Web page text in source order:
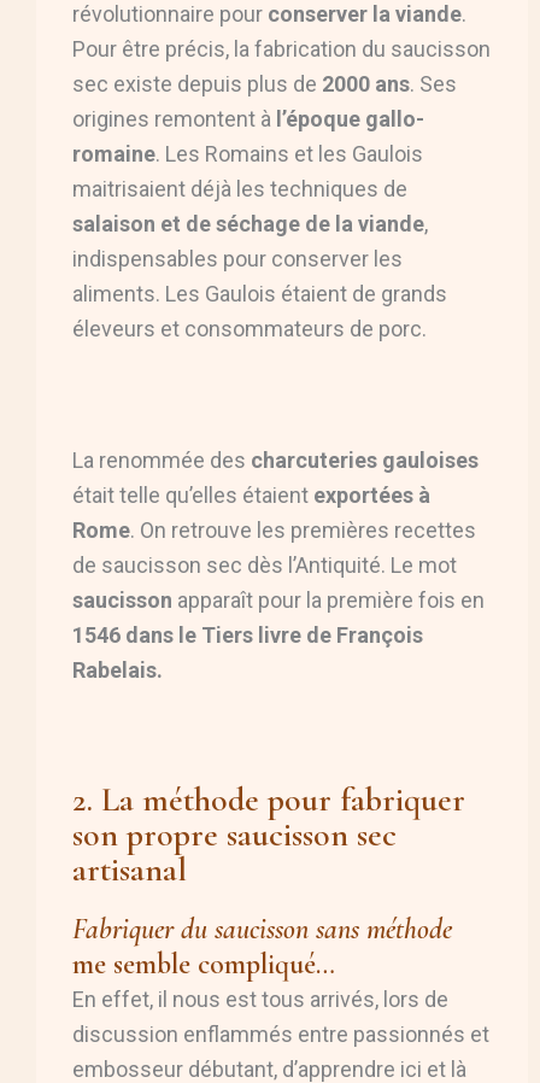
révolutionnaire pour conserver la viande.
Pour être précis, la fabrication du saucisson
sec existe depuis plus de 2000 ans. Ses
origines remontent à l’époque gallo-
romaine. Les Romains et les Gaulois
maitrisaient déjà les techniques de
salaison et de séchage de la viande,
indispensables pour conserver les
aliments. Les Gaulois étaient de grands
éleveurs et consommateurs de porc.
La renommée des charcuteries gauloises
était telle qu’elles étaient exportées à
Rome. On retrouve les premières recettes
de saucisson sec dès l’Antiquité. Le mot
saucisson apparaît pour la première fois en
1546 dans le Tiers livre de François
Rabelais.
2. La méthode pour fabriquer
son propre saucisson sec
artisanal
Fabriquer du saucisson sans méthode
me semble compliqué…
En effet, il nous est tous arrivés, lors de
discussion enflammés entre passionnés et
embosseur débutant, d’apprendre ici et là